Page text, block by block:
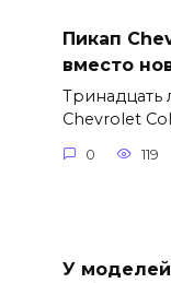
Пикап
вместо
Тринадцать
Chevrolet
0 119
У моделей